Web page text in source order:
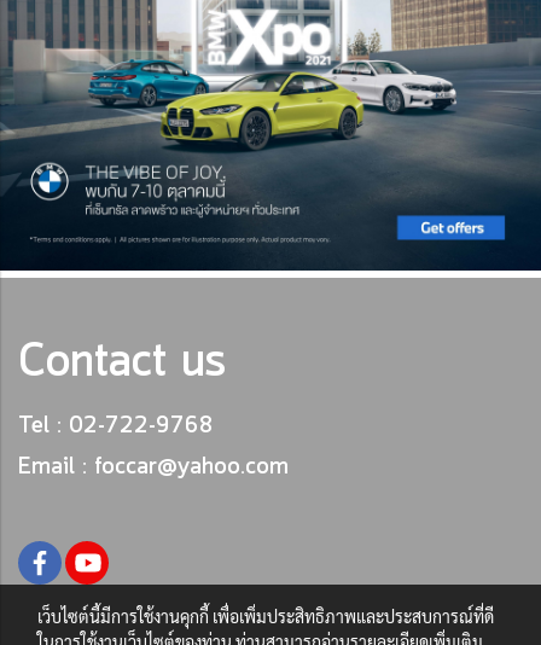
Contact us
Tel : 02-722-9768
Email : foccar@yahoo.com
เว็บไซต์นี้มีการใช้งานคุกกี้ เพื่อเพิ่มประสิทธิภาพและประสบการณ์ที่ดี